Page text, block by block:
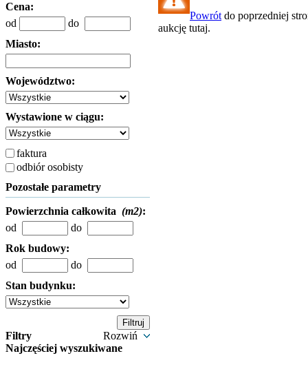
Cena:
od
do
Miasto:
Województwo:
Wystawione w ciągu:
faktura
odbiór osobisty
Pozostałe parametry
Powierzchnia całkowita (m2):
od
do
Rok budowy:
od
do
Stan budynku:
Filtry
Rozwiń
Najczęściej wyszukiwane
Powrót do poprzedniej
aukcję tutaj.